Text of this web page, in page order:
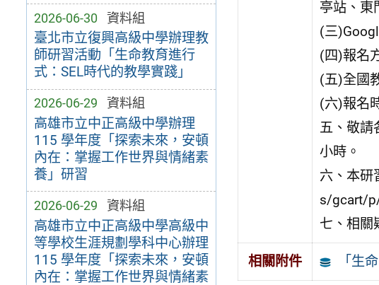
2026-06-30 資料組
臺北市立復興高級中學辦理教
師研習活動「生命教育進行
式：SEL時代的教學實踐」
2026-06-29 資料組
高雄市立中正高級中學辦理
115 學年度「探索未來，安頓
內在：掌握工作世界與情緒素
養」研習
2026-06-29 資料組
高雄市立中正高級中學高級中
等學校生涯規劃學科中心辦理
115 學年度「探索未來，安頓
內在：掌握工作世界與情緒素
亭站、東
(三
(四)報名
(五)全國
(六)報名
五、敬請
小時。
六、本研
s/gcart/
七、相關
相關附件 「生